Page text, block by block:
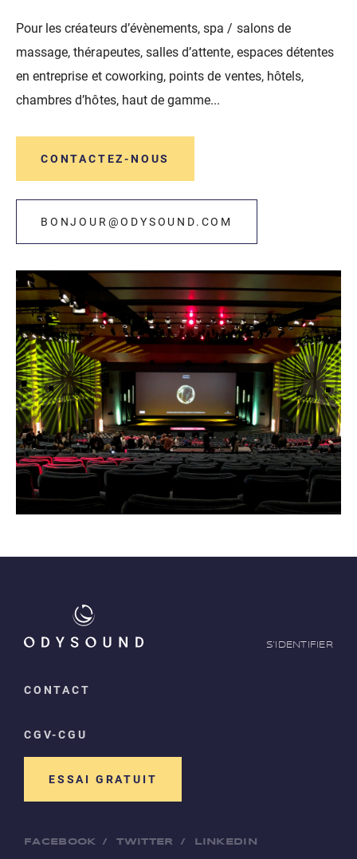
Pour les créateurs d’évènements, spa / salons de
massage, thérapeutes, salles d’attente, espaces détentes
en entreprise et coworking, points de ventes, hôtels,
chambres d’hôtes, haut de gamme...
CONTACTEZ-NOUS
BONJOUR@ODYSOUND.COM
S'IDENTIFIER
CONTACT
CGV-CGU
ESSAI GRATUIT
FACEBOOK / TWITTER / LINKEDIN